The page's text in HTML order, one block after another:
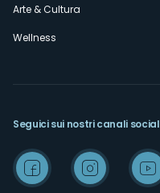
Arte & Cultura
Wellness
Seguici sui nostri canali social